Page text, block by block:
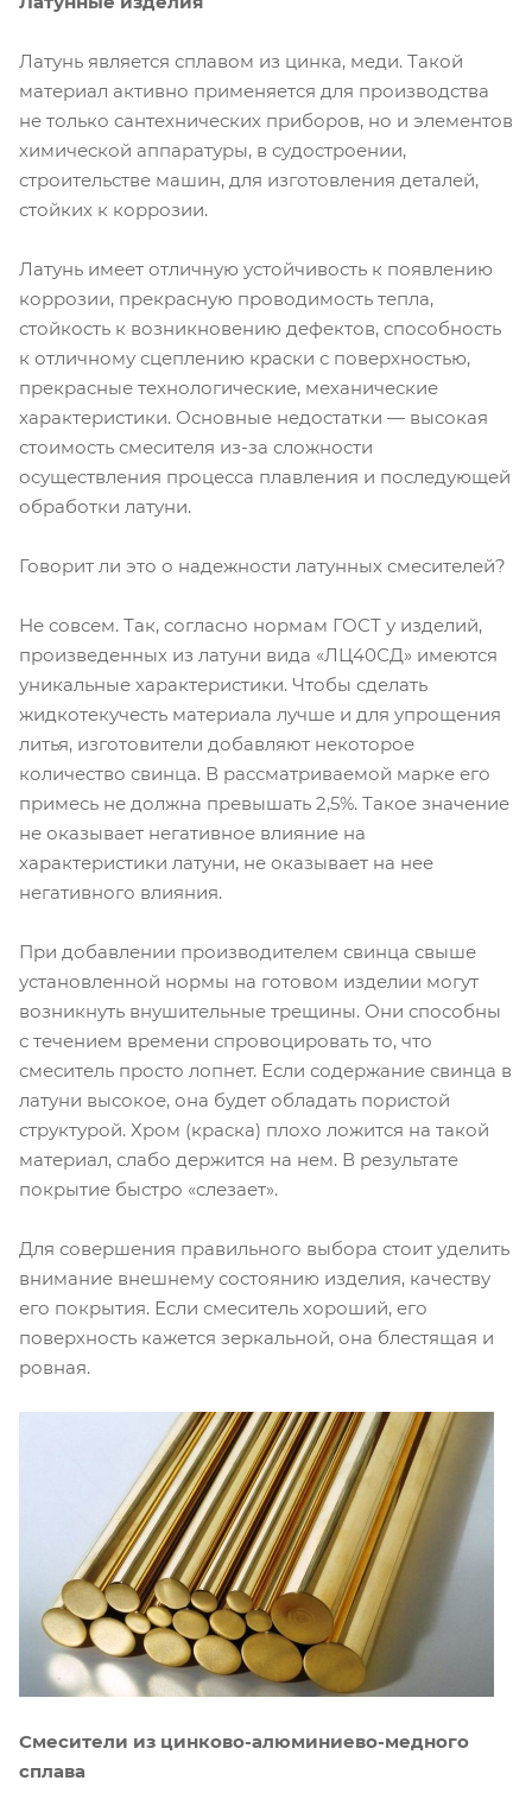
Латунь является сплавом из цинка, меди. Такой
материал активно применяется для производства
не только сантехнических приборов, но и элементов
химической аппаратуры, в судостроении,
строительстве машин, для изготовления деталей,
стойких к коррозии.
Латунь имеет отличную устойчивость к появлению
коррозии, прекрасную проводимость тепла,
стойкость к возникновению дефектов, способность
к отличному сцеплению краски с поверхностью,
прекрасные технологические, механические
характеристики. Основные недостатки — высокая
стоимость смесителя из-за сложности
осуществления процесса плавления и последующей
обработки латуни.
Говорит ли это о надежности латунных смесителей?
Не совсем. Так, согласно нормам ГОСТ у изделий,
произведенных из латуни вида «ЛЦ40СД» имеются
уникальные характеристики. Чтобы сделать
жидкотекучесть материала лучше и для упрощения
литья, изготовители добавляют некоторое
количество свинца. В рассматриваемой марке его
примесь не должна превышать 2,5%. Такое значение
не оказывает негативное влияние на
характеристики латуни, не оказывает на нее
негативного влияния.
При добавлении производителем свинца свыше
установленной нормы на готовом изделии могут
возникнуть внушительные трещины. Они способны
с течением времени спровоцировать то, что
смеситель просто лопнет. Если содержание свинца в
латуни высокое, она будет обладать пористой
структурой. Хром (краска) плохо ложится на такой
материал, слабо держится на нем. В результате
покрытие быстро «слезает».
Для совершения правильного выбора стоит уделить
внимание внешнему состоянию изделия, качеству
его покрытия. Если смеситель хороший, его
поверхность кажется зеркальной, она блестящая и
ровная.
Смесители из цинково-алюминиево-медного
сплава